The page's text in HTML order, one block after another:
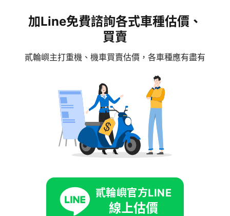
加Line免費諮詢各式車種估價、
買賣
貳輪嶼主打重機、機車買賣估價，各車種應有盡有
貳輪嶼官方LINE
線上估價
關的問題，最常見的包含，今年是否有機車
學生專案？18 歲買機車分期要不要保人？學
都是即將購車時最在意的問題。為了幫助學
生族群更清楚掌握資訊，我們整理了學生機
車分期條件、購車優惠與補助、分期流程、
利率試算，以及不同還款方式，並額外蒐集
了 Dcard 上跟機車分期相關、學生們最常討
論的真實經驗。文章最後，我們也會分享一
個結合價格優勢，與分期零利率的方案，讓
繼續閱讀